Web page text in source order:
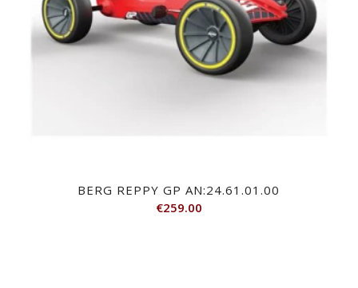
BERG REPPY GP AN:24.61.01.00
€259.00